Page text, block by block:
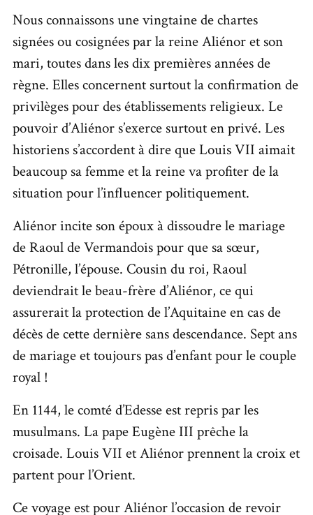
Nous connaissons une vingtaine de chartes
signées ou cosignées par la reine Aliénor et son
mari, toutes dans les dix premières années de
règne. Elles concernent surtout la confirmation de
privilèges pour des établissements religieux. Le
pouvoir d’Aliénor s’exerce surtout en privé. Les
historiens s’accordent à dire que Louis VII aimait
beaucoup sa femme et la reine va profiter de la
situation pour l’influencer politiquement.
Aliénor incite son époux à dissoudre le mariage
de Raoul de Vermandois pour que sa sœur,
Pétronille, l’épouse. Cousin du roi, Raoul
deviendrait le beau-frère d’Aliénor, ce qui
assurerait la protection de l’Aquitaine en cas de
décès de cette dernière sans descendance. Sept ans
de mariage et toujours pas d’enfant pour le couple
royal !
En 1144, le comté d’Edesse est repris par les
musulmans. La pape Eugène III prêche la
croisade. Louis VII et Aliénor prennent la croix et
partent pour l’Orient.
Ce voyage est pour Aliénor l’occasion de revoir